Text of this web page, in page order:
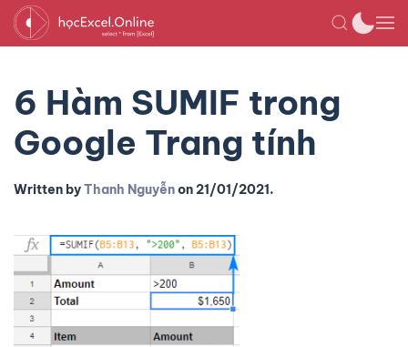
6 Hàm SUMIF trong
Google Trang tính
Written byThanh Nguyễnon21/01/2021.